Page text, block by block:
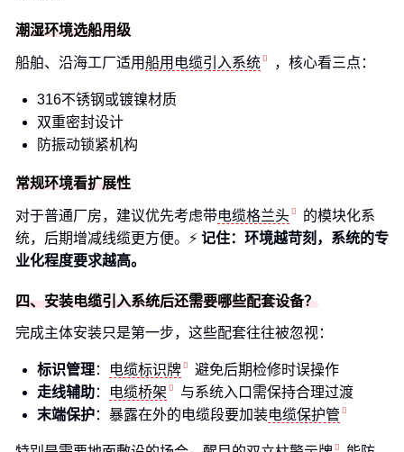
潮湿环境选船用级
船舶、沿海工厂适用船用电缆引入系统 ，核心看三点：
316不锈钢或镀镍材质
双重密封设计
防振动锁紧机构
常规环境看扩展性
对于普通厂房，建议优先考虑带电缆格兰头
的模块化系
统，后期增减线缆更方便。⚡ 记住：环境越苛刻，系统的专
业化程度要求越高。
四、安装电缆引入系统后还需要哪些配套设备？
完成主体安装只是第一步，这些配套往往被忽视：
标识管理： 电缆标识牌
避免后期检修时误操作
走线辅助： 电缆桥架
与系统入口需保持合理过渡
末端保护：暴露在外的电缆段要加装电缆保护管